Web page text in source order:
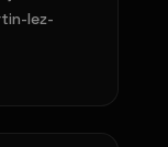
lez-